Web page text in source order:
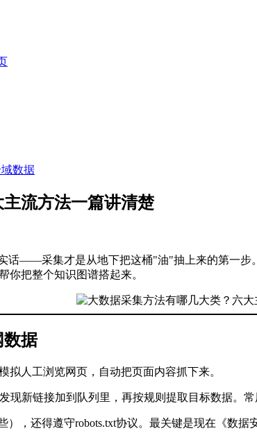
数据
流方法一篇讲清楚
话——采集才是从地下把这桶"油"抽上来的第一步
你把整个知识图谱搭起来。
数据
人工浏览网页，自动把页面内容抓下来。
新链接加到队列里，再按规则提取目标数据。常
，还得遵守robots.txt协议。最关键是现在《数